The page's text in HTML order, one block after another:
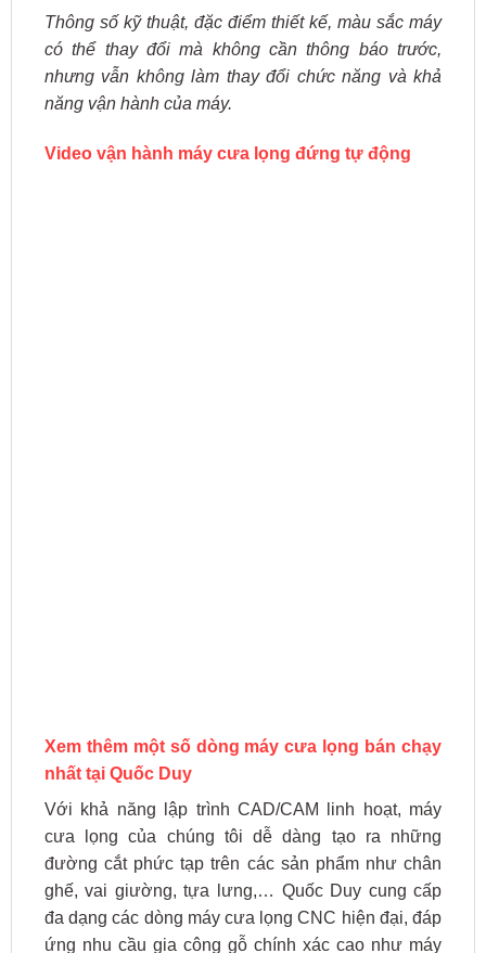
Thông số kỹ thuật, đặc điểm thiết kế, màu sắc máy
có thể thay đổi mà không cần thông báo trước,
nhưng vẫn không làm thay đổi chức năng và khả
năng vận hành của máy.
Video vận hành máy cưa lọng đứng tự động
Xem thêm một số dòng máy cưa lọng bán chạy
nhất tại Quốc Duy
Với khả năng lập trình CAD/CAM linh hoạt, máy
cưa lọng của chúng tôi dễ dàng tạo ra những
đường cắt phức tạp trên các sản phẩm như chân
ghế, vai giường, tựa lưng,… Quốc Duy cung cấp
đa dạng các dòng máy cưa lọng CNC hiện đại, đáp
ứng nhu cầu gia công gỗ chính xác cao như máy